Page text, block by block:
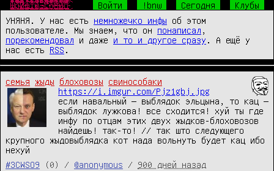
Ш̴̴̜̥͍͕̼̙̱͙͎͍̘̀̐̔́̾̃͒̈̔̎́́͜р̧̛̺͖͖̯̖ͧͤ͋̅̽ͧ̈̐̽̆̐͋ͤͦͬ͛̃̑͞͞и̒ͥͤͯ͂ͣ̐̉̑ͫ̉̑҉̛͏̸̻͕͇͚̤͕̯̱̳͉ͅф̴̴̡̟̞͙̙̻͍̦͔̤̞̔̓́̍͗̚͢͞ͅт̨̐ͫ̂͊̄̃ͥͪ͏̫̺͍̞̼͈̩̥̜͔͜͜ы̸̴̱̺̼̠̦͍͍͍̱̖͔̖̱͉̅͑͌͒ͫ͒̀ͥ͐ͤ̅͘̕.̵̴̡̭̼̮͖͈̙͖͖̲̮̬͍͙̼̯̦̮̮ͦ̆̀̑̌ͮͧͣͯ̔̂́͟г͌ͮ̏̈͂ͯ̚҉̛̙̬̘̲̗͇͕̠̙͙̼̩͚̀͘͞ͅо̷̥̯̘̓ͤ̽͒̋̉̀̂̄̒̓̊ͨ͛́̌ͤ̂̀͠в̶̒͒̓̏̓̚҉̛̙̘̺̰̮̼̟̼̥̟̘̠̜͜н̸̷̸̲̝͈͙̰̟̻̟̰̜̟̗͎̻̻͍̿̔̃ͨ͑о̔̀̋ͫ̇̿̐ͫ͌͗ͩ҉̨̜̙̙͈͍̮̮̼̙̘̞̕͜͡ Войти !bnw Сегодня
Клубы
УНЯНЯ. У нас есть немножечко инфы об этом
пользователе. Мы знаем, что он понаписал
порекомендовал и даже и то и другое сразу . А ещё у
нас есть RSS
семья жыды блоховозы
свинособаки
https://i.imgur.com/Pjz1gbj.jpg
если навальный — выблядок эльцына, то кац —
выблядок лужкова! все сходится! хуй ты где
инфу по отцам этих двух жыдков-блоховозов
найдешь! так-то! // так што следующего
крупного жыдовыблядка кот нада вольнуть будет кац ибо
нехуй
#3CWSO9
(0) / @anonymous / 900 дней назад